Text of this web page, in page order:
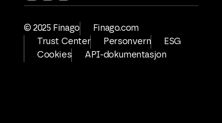
© 2025 Finago
Finago.com
Trust Center
Personvern
ESG
Cookies
API-dokumentasjon